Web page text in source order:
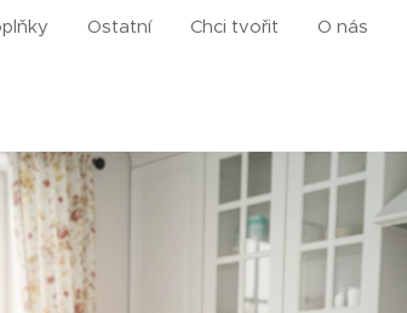
Ostatní Chci tvořit O nás